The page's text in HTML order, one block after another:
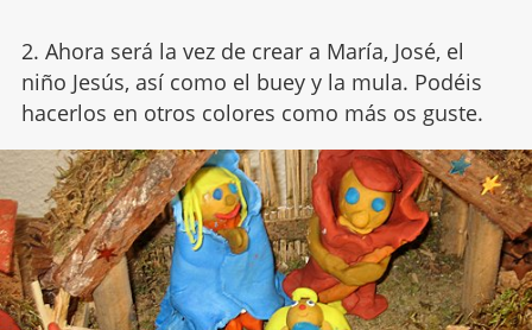
2. Ahora será la vez de crear a María, José, el
niño Jesús, así como el buey y la mula. Podéis
hacerlos en otros colores como más os guste.